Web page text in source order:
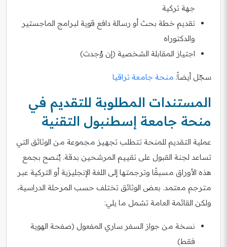
جهة تركية
تقديم خطة بحث أو رسالة دافع قوية لبرامج الماجستير
والدكتوراه
اجتياز المقابلة الشخصية (إن وُجدت)
سجّل أيضاً: منحة جامعة تراقيا
المستندات المطلوبة للتقديم في
منحة جامعة إسطنبول التقنية
عملية التقديم للمنحة تتطلب تجهيز مجموعة من الوثائق التي
تساعد لجنة القبول على تقييم المرشحين بدقة. يُنصح بجمع
هذه الأوراق مسبقًا وترجمتها إلى اللغة الإنجليزية أو التركية عبر
مترجم معتمد. بعض الوثائق تختلف حسب المرحلة الدراسية،
ولكن القائمة العامة تشمل ما يلي:
نسخة من جواز السفر ساري المفعول (صفحة الهوية
فقط)